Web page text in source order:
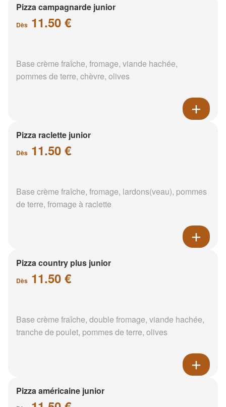
Pizza campagnarde junior
Dès 11.50 €
Base crème fraîche, fromage, viande hachée,
pommes de terre, chèvre, olives
Pizza raclette junior
Dès 11.50 €
Base crème fraîche, fromage, lardons(veau), pommes
de terre, fromage à raclette
Pizza country plus junior
Dès 11.50 €
Base crème fraîche, double fromage, viande hachée,
tranche de poulet, pommes de terre, olives
Pizza américaine junior